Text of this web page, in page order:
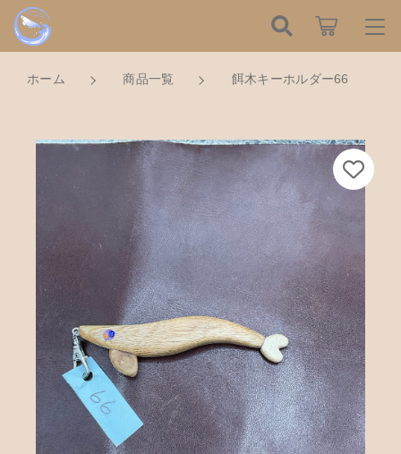
ホーム 商品一覧 餌木キーホルダー66
カートに商品を追加しました
餌木キーホルダー66
数量
750円 （税込）
ショッピングを続ける
カートを確認する
ログイン / 会員登録
お気に入り
新着商品から探す
Tomorrow is a new dayについて
ショッピングガイド
お知らせ
ハンドメイドの餌木（エギ）
餌木キーホルダー
木工アクセサリー
木工小物
革製品
アクセサリー
こだわり検索
子カテゴリ
価格帯
～
在庫あり セール
並び順